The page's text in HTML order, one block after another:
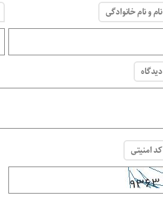
نام و نام خانوادگی
دیدگاه
کد امنیتی